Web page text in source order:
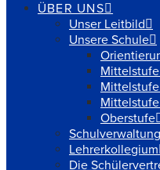
ÜBER UNS
Unser Leitbild
Unsere Schule
Oberstufe
Schulverwaltung
Lehrerkollegium
Die